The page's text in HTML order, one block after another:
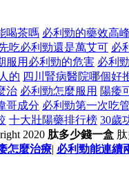
喝茶嗎 必利勁的藥效高
吃必利勁還是萬艾可 必
服用必利勁的危害 必利
的 四川腎病醫院哪個好
治 必利勁怎麼服用 陽痿
哥成分 必利勁第一次吃
十大壯陽藥排行榜 30歲
2020 肽多少錢一盒
怎麼治療| 必利勁能連續